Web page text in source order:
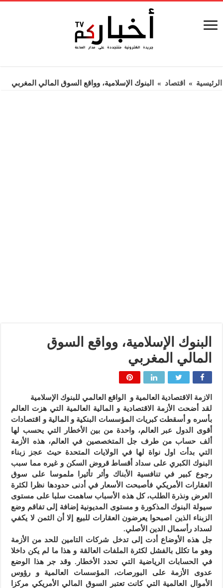
الرئيسية » اقتصاد » البنوك الإسلامية، وواقع السوق المالي المغربي
البنوك الإسلامية، وواقع السوق
المالي المغربي
الازمة الاقتصادية العالمية و الواقع العالمي للبنوك الإسلامية
لقد أضحت الأزمة الاقتصادية و المالية العالمية التي هزت العالم
بأسره و أسقطت كبريات المؤسسات البنكية و المالية و اقتصادات
أقوى الدول عبر العالم، واحدة من بين الأخطار التي يحسب لها
ألف حساب من طرف جل المتخصصين في العالم، هذه الأزمة
التي بدأت اول نواة لها في الولايات المتحدة حيث عجز زبناء
البنوك الكبري على سداد أقساط قروض السكن و غيره مما سبب
رجوع كبير في تنافسية الأبناك وأثر تأثيرا ملموسا على سوق
العقارات الأمريكي فأصبحت الأسعار في أدنى حدودها نظرا لكثرة
العرض ونذرة الطلب، كل هذه الأسباب ساهمت سلبا على مستوى
سيولة البنوك المذكورة و مستوى المديونية إضافة إلى تفاقم وضع
الزبناء الذين اصبحوا يعرضون العقارات للبيع إلا أن الثمن لا يكفي
لسداد رأسمال الدين الأصلي.
جل هذه الأوضاع أدت إلى تدخل شركات التامين للحد من الأزمة
وهو ما تكلل بالفشل لكثرة الملفات العالقة و هذا ما لم يكن داخلا
في الحسابات الرياضية التي تحدد الأخطار. وقد جر هذا الوضع
عدوى الأزمة على البورصات، المؤسسات العالمية و رؤوس
الأموال العالمية التي كانت تعتبر السوق المالي الأمريكي مركزا